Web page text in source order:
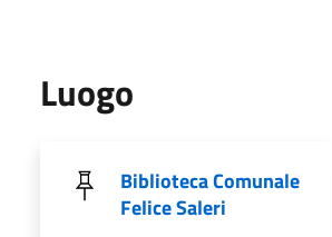
Luogo
Biblioteca Comunale
Felice Saleri